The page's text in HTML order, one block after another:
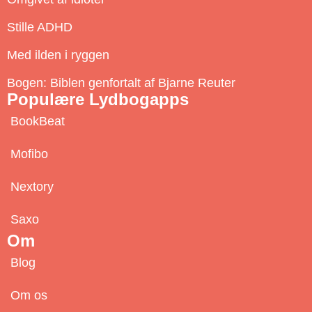
Om
Blog
Om os
Stille ADHD
Med ilden i ryggen
Bogen: Biblen genfortalt af Bjarne Reuter
Populære Lydbogapps
BookBeat
Mofibo
Nextory
Saxo